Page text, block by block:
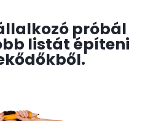
próbál
listát építeni